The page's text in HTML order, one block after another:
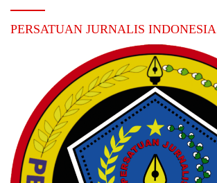
PERSATUAN JURNALIS INDONESIA